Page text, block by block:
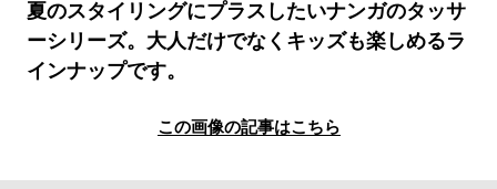
夏のスタイリングにプラスしたいナンガのタッサ
ーシリーズ。大人だけでなくキッズも楽しめるラ
インナップです。
この画像の記事はこちら